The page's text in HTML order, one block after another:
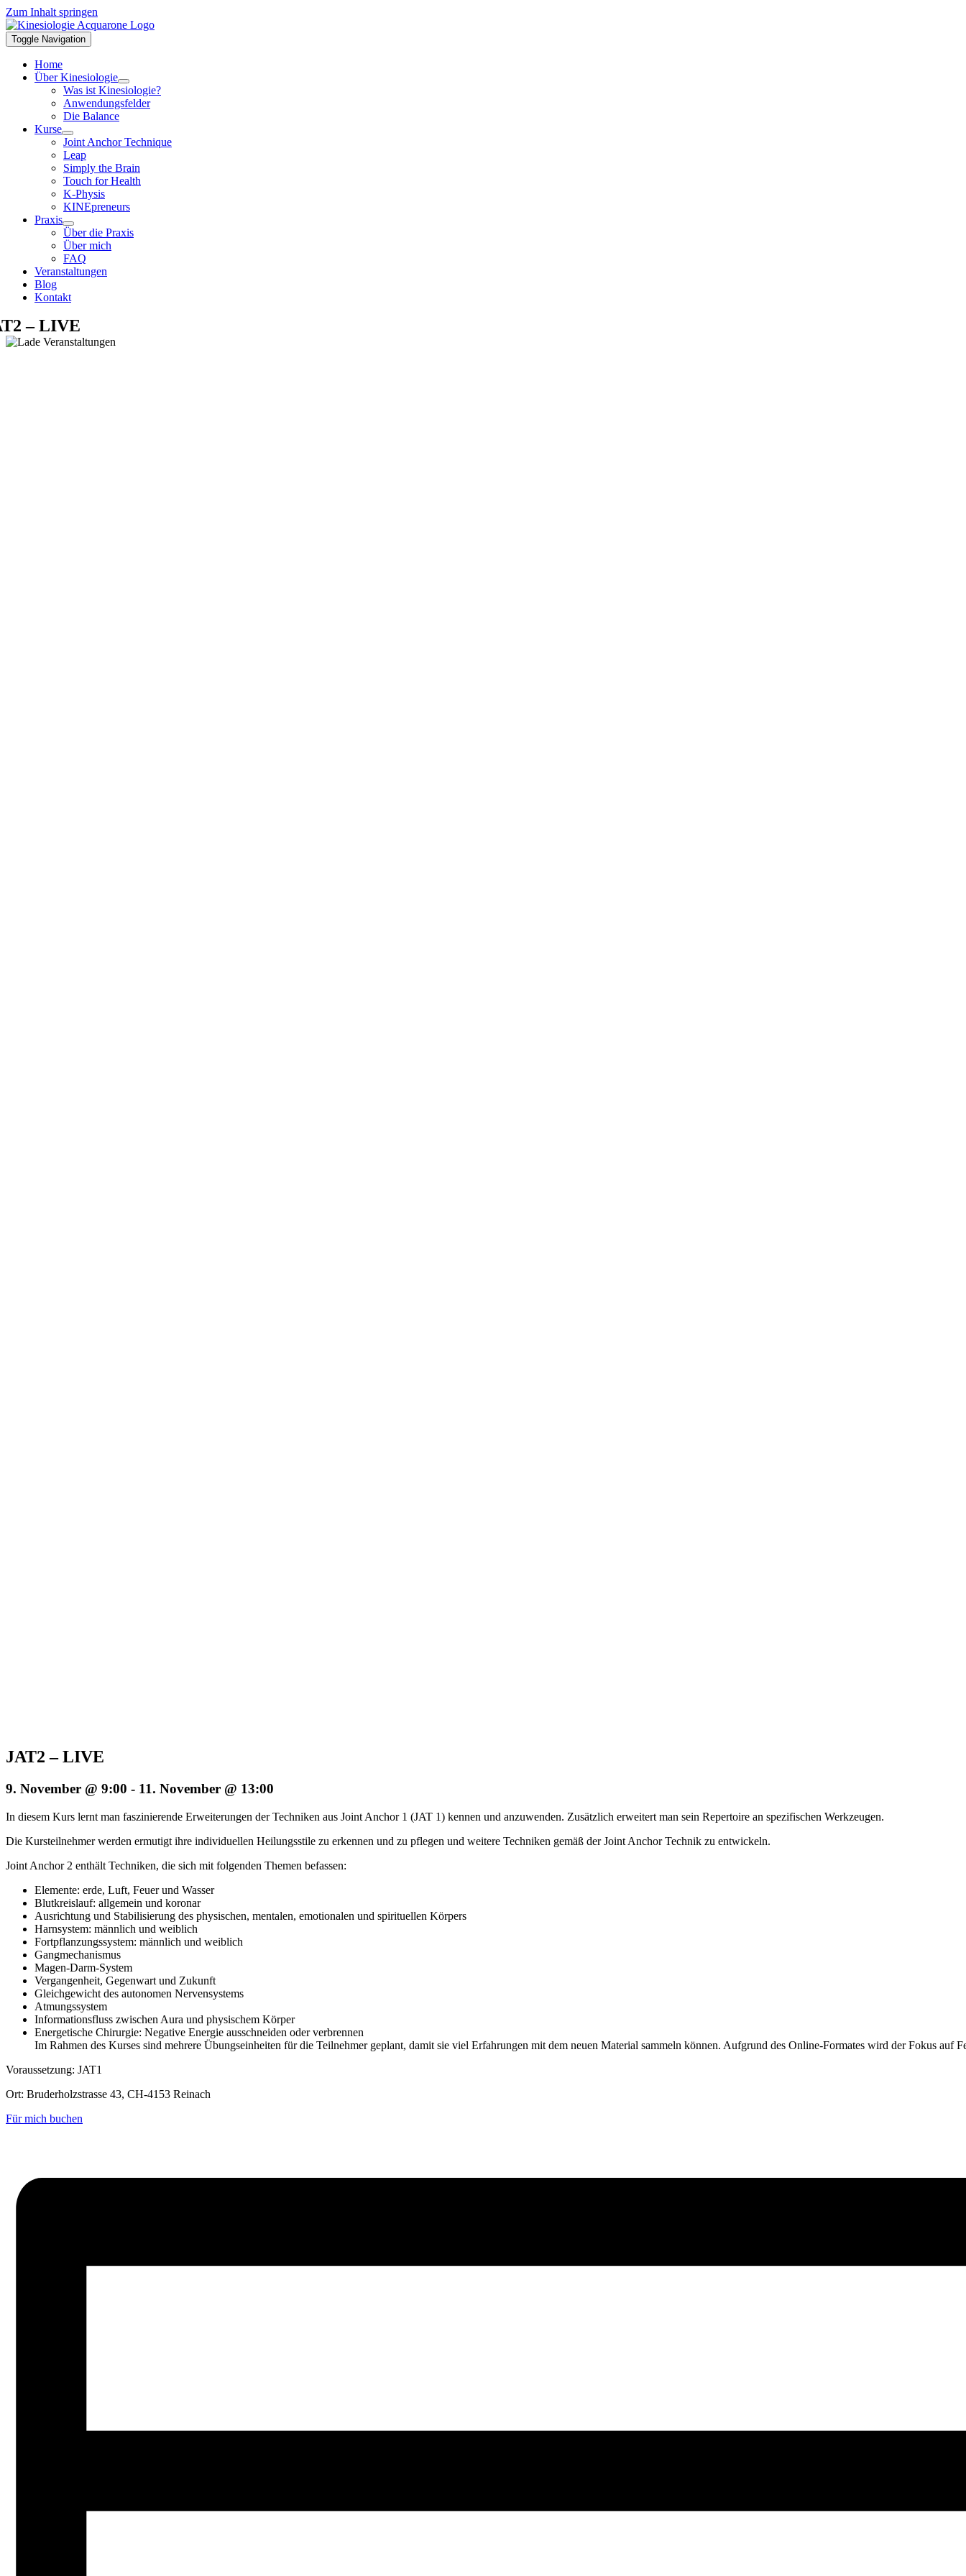
Zum Inhalt springen
Toggle Navigation
Home
Über Kinesiologie
Was ist Kinesiologie?
Anwendungsfelder
Die Balance
Kurse
Joint Anchor Technique
Leap
Simply the Brain
Touch for Health
K-Physis
KINEpreneurs
Praxis
Über die Praxis
Über mich
FAQ
Veranstaltungen
Blog
Kontakt
– LIVE
JAT2 – LIVE
9. November @ 9:00 - 11. November @ 13:00
In diesem Kurs lernt man faszinierende Erweiterungen der Techniken aus Joint Anchor 1 (JAT 1) kennen und anzuwenden. Zusätzlich erweitert man sein Repertoire an spezifischen Werkzeugen.
Die Kursteilnehmer werden ermutigt ihre individuellen Heilungsstile zu erkennen und zu pflegen und weitere Techniken gemäß der Joint Anchor Technik zu entwickeln.
Joint Anchor 2 enthält Techniken, die sich mit folgenden Themen befassen:
Elemente: erde, Luft, Feuer und Wasser
Blutkreislauf: allgemein und koronar
Ausrichtung und Stabilisierung des physischen, mentalen, emotionalen und spirituellen Körpers
Harnsystem: männlich und weiblich
Fortpflanzungssystem: männlich und weiblich
Gangmechanismus
Magen-Darm-System
Vergangenheit, Gegenwart und Zukunft
Gleichgewicht des autonomen Nervensystems
Atmungssystem
Informationsfluss zwischen Aura und physischem Körper
Energetische Chirurgie: Negative Energie ausschneiden oder verbrennen
Im Rahmen des Kurses sind mehrere Übungseinheiten für die Teilnehmer geplant, damit sie viel Erfahrungen mit dem neuen Material sammeln können. Aufgrund des Online-Formates wird der Fokus auf
Voraussetzung: JAT1
Ort: Bruderholzstrasse 43, CH-4153 Reinach
Für mich buchen